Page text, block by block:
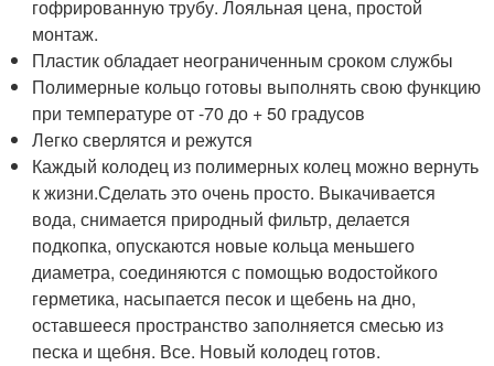
гофрированную трубу. Лояльная цена, простой
монтаж.
Пластик обладает неограниченным сроком службы
Полимерные кольцо готовы выполнять свою функцию
при температуре от -70 до + 50 градусов
Легко сверлятся и режутся
Каждый колодец из полимерных колец можно вернуть
к жизни.Сделать это очень просто. Выкачивается
вода, снимается природный фильтр, делается
подкопка, опускаются новые кольца меньшего
диаметра, соединяются с помощью водостойкого
герметика, насыпается песок и щебень на дно,
оставшееся пространство заполняется смесью из
песка и щебня. Все. Новый колодец готов.